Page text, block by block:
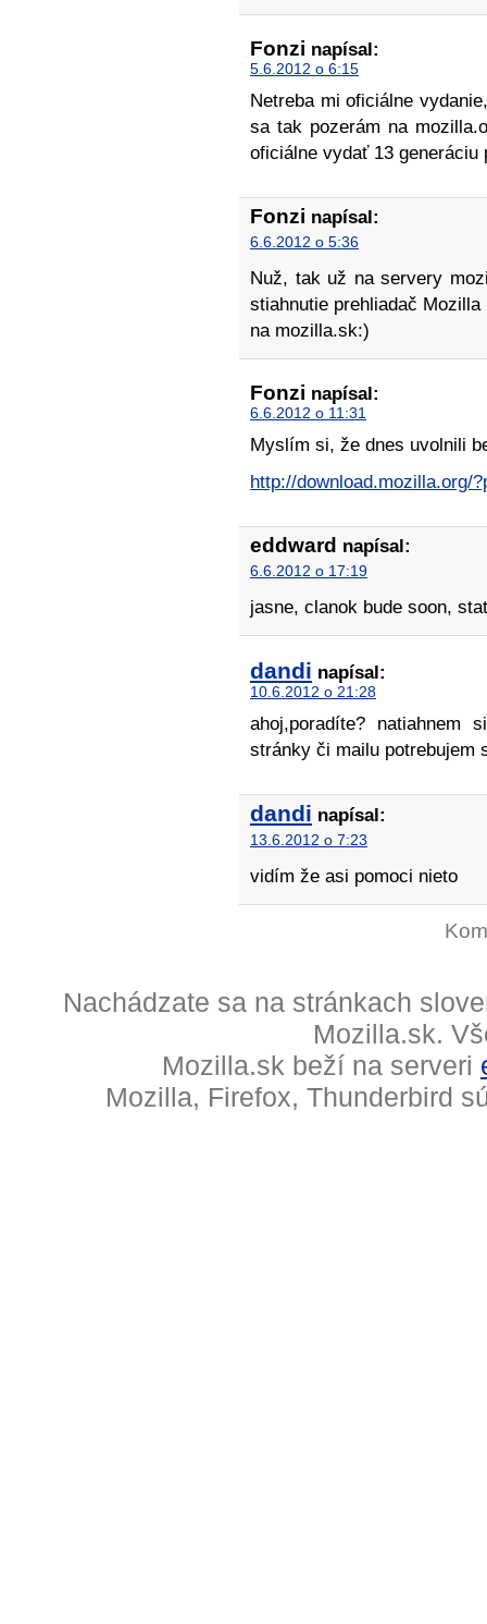
Fonzi napísal:
5.6.2012 o 6:15
Netreba mi oficiálne
sa tak pozerám na
oficiálne vydať 13 generáciu
Fonzi napísal:
6.6.2012 o 5:36
Nuž, tak už na servery
stiahnutie prehliadač
na mozilla.sk:)
Fonzi napísal:
6.6.2012 o 11:31
Myslím si, že dnes uvolnili
http://download.mozilla.org/
eddward napísal:
6.6.2012 o 17:19
jasne, clanok bude soon,
dandi napísal:
10.6.2012 o 21:28
ahoj,poradíte?
stránky či mailu potrebujem
dandi napísal:
13.6.2012 o 7:23
vidím že asi pomoci nieto
Nachádzate sa na stránkach
Mozilla.sk.
Mozilla.sk beží na serveri
Mozilla, Firefox, Thunderbird